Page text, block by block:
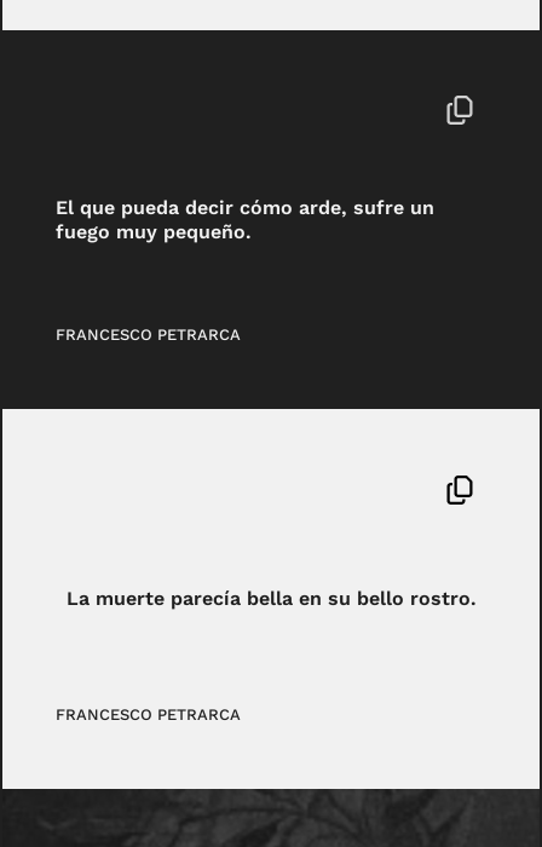
El que pueda decir cómo arde, sufre un
fuego muy pequeño.
FRANCESCO PETRARCA
La muerte parecía bella en su bello rostro.
FRANCESCO PETRARCA